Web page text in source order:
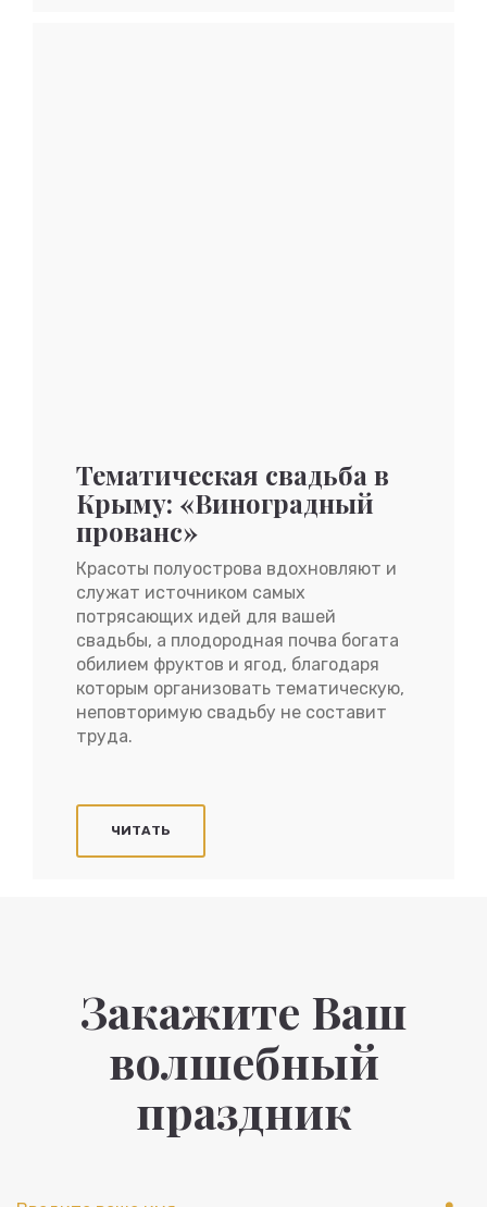
Тематическая свадьба в
Крыму: «Виноградный
прованс»
Красоты полуострова вдохновляют и
служат источником самых
потрясающих идей для вашей
свадьбы, а плодородная почва богата
обилием фруктов и ягод, благодаря
которым организовать тематическую,
неповторимую свадьбу не составит
труда.
ЧИТАТЬ
Закажите Ваш
волшебный
праздник